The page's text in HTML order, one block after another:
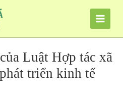
Luật Hợp tác xã
triển kinh tế